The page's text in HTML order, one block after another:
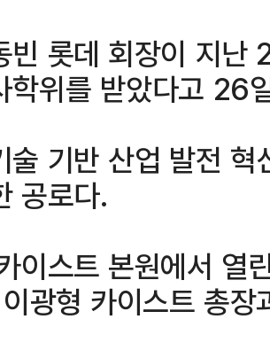
빈 롯데 회장이 지
학위를 받았다고 26
술 기반 산업 발전
공로다.
이스트 본원에서 열
광형 카이스트 총